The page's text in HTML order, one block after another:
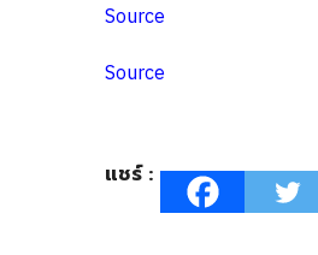
Source
Source
แชร์ :